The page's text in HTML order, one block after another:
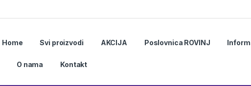
Home Svi proizvodi AKCIJA Poslovnica ROVINJ
O nama Kontakt